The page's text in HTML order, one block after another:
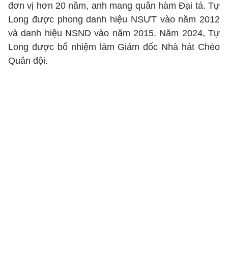
đơn vị hơn 20 năm, anh mang quân hàm Đại tá. Tự
Long được phong danh hiệu NSƯT vào năm 2012
và danh hiệu NSND vào năm 2015. Năm 2024, Tự
Long được bổ nhiệm làm Giám đốc Nhà hát Chèo
Quân đội.